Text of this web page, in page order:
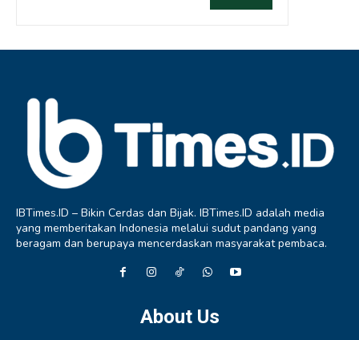
IBTimes.ID – Bikin Cerdas dan Bijak. IBTimes.ID adalah media
yang memberitakan Indonesia melalui sudut pandang yang
beragam dan berupaya mencerdaskan masyarakat pembaca.
About Us